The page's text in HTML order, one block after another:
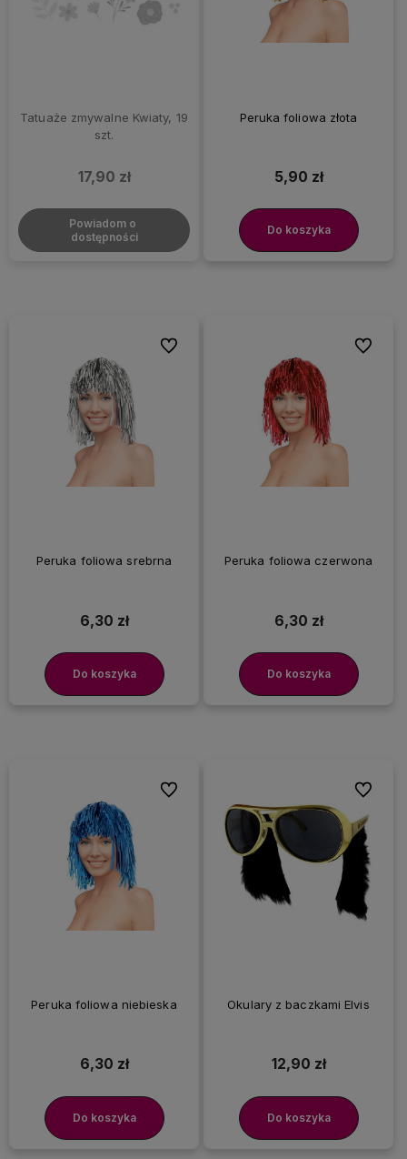
Tatuaże zmywalne Kwiaty, 19
szt.
17,90 zł
Powiadom o
dostępności
Peruka foliowa złota
5,90 zł
Do koszyka
Peruka foliowa srebrna
6,30 zł
Do koszyka
Do ulubionych
Peruka foliowa czerwona
6,30 zł
Do koszyka
Do
Peruka foliowa niebieska
6,30 zł
Do koszyka
Do ulubionych
Okulary z baczkami Elvis
12,90 zł
Do koszyka
Do